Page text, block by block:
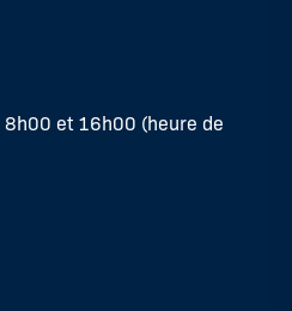
et 16h00 (heure de